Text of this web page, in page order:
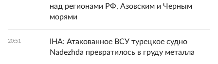
над регионами РФ, Азовским и Черным
морями
20:51
IHA: Атакованное ВСУ турецкое судно
Nadezhda превратилось в груду металла